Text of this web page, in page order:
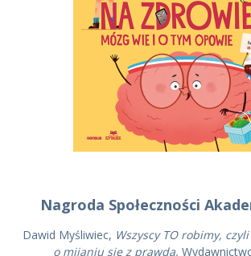
Nagroda Społeczności
Dawid Myśliwiec, Wszyscy TO robimy,
o mijaniu się z prawdą,